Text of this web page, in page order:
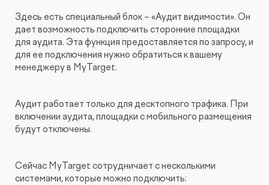
Здесь есть специальный блок – «Аудит видимости». Он
дает возможность подключить сторонние площадки
для аудита. Эта функция предоставляется по запросу, и
для ее подключения нужно обратиться к вашему
менеджеру в MyTarget.
Аудит работает только для десктопного трафика. При
включении аудита, площадки с мобильного размещения
будут отключены.
Сейчас MyTarget сотрудничает с несколькими
системами, которые можно подключить: